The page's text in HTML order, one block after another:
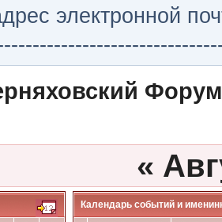
электронной
Форум
«
Календарь событий и